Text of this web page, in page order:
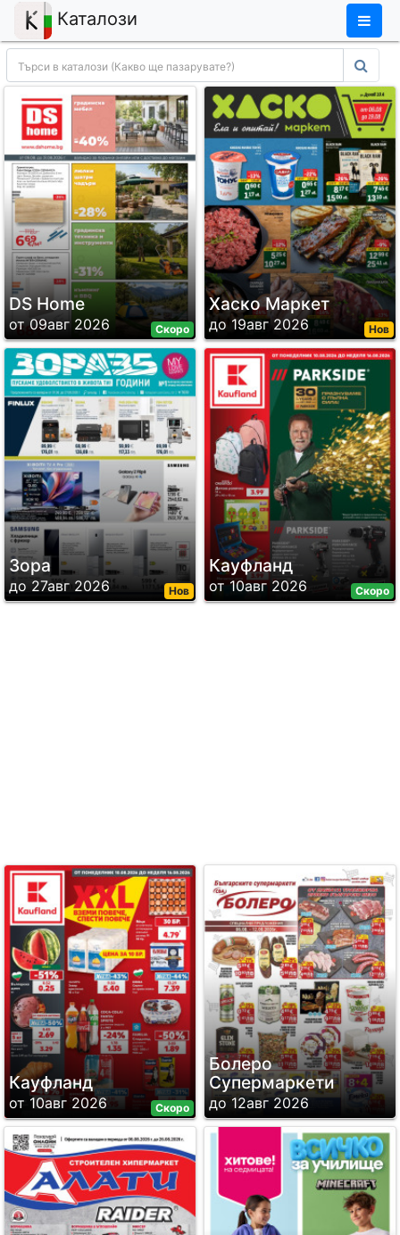
Каталози ×
Скоро
DS Home
от 09авг 2026 Нов
Хаско Маркет
до 19авг 2026
Нов
Зора
до 27авг 2026 Скоро
Кауфланд
от 10авг 2026
Скоро
Кауфланд
от 10авг 2026
Болеро
Супермаркети
до 12авг 2026